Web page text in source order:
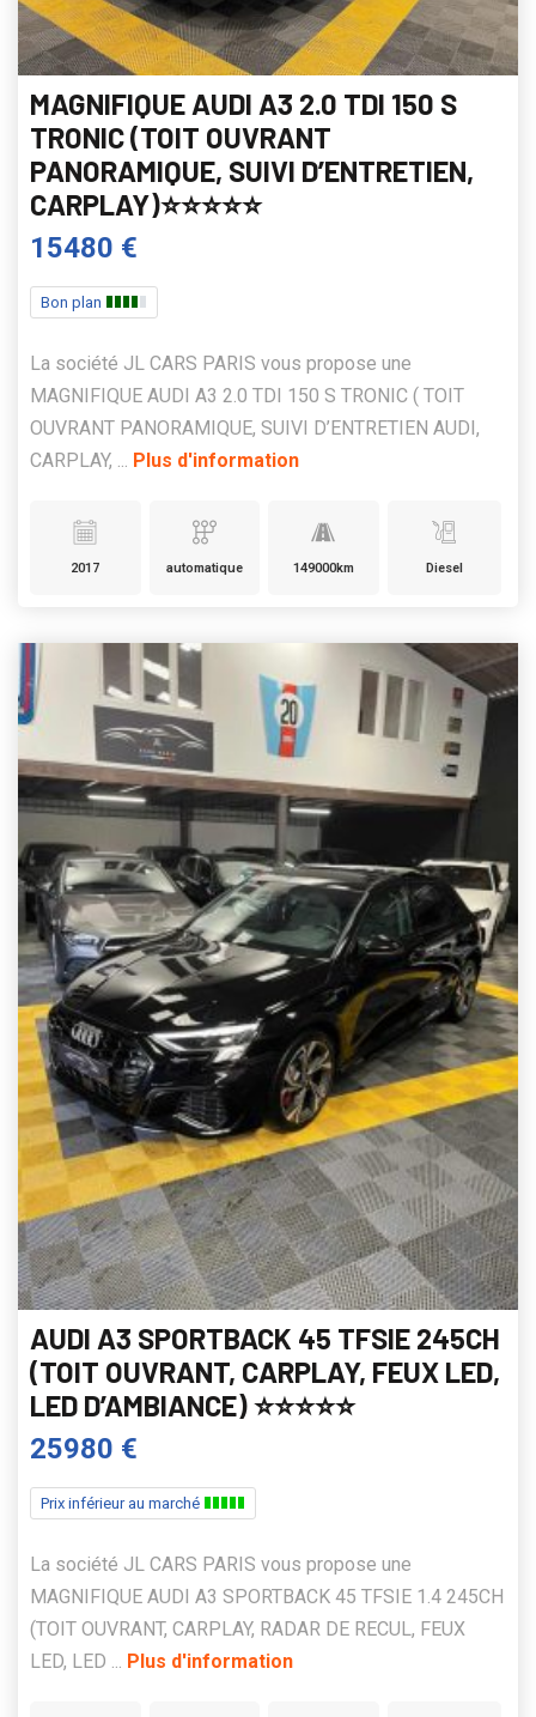
MAGNIFIQUE AUDI A3 2.0 TDI 150 S
TRONIC (TOIT OUVRANT
PANORAMIQUE, SUIVI D’ENTRETIEN,
CARPLAY)⭐️⭐️⭐️⭐️⭐️
15480 €
Bon plan
La société JL CARS PARIS vous propose une
MAGNIFIQUE AUDI A3 2.0 TDI 150 S TRONIC ( TOIT
OUVRANT PANORAMIQUE, SUIVI D’ENTRETIEN AUDI,
CARPLAY, ... Plus d'information
2017 automatique 149000km Diesel
AUDI A3 SPORTBACK 45 TFSIE 245CH
(TOIT OUVRANT, CARPLAY, FEUX LED,
LED D’AMBIANCE) ⭐️⭐️⭐️⭐️⭐️
25980 €
Prix inférieur au marché
La société JL CARS PARIS vous propose une
MAGNIFIQUE AUDI A3 SPORTBACK 45 TFSIE 1.4 245CH
(TOIT OUVRANT, CARPLAY, RADAR DE RECUL, FEUX
LED, LED ... Plus d'information